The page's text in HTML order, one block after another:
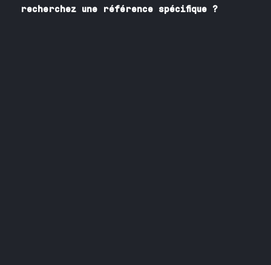
recherchez une référence spécifique ?